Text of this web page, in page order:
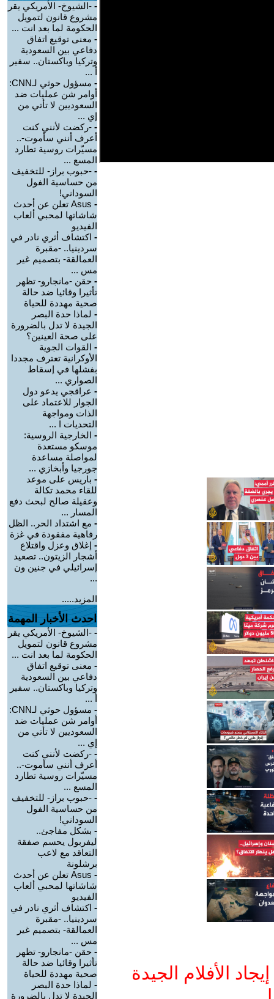
الأفلام الجيدة
- -الشيوخ- الأمريكي يقر
مشروع قانون لتمويل
الحكومة لما بعد انت ...
- معنى توقيع اتفاق
دفاعي بين السعودية
وتركيا وباكستان.. سفير
أ ...
-
مسؤول حوثي لـCNN:
أوامر شن عمليات ضد
السعوديين لا تأتي من
إي ...
- -ركضت لأنني كنت
أعرف أنني سأموت-..
مسيّرات روسية تطارد
المسع ...
- -حبوب براز- للتخفيف
من حساسية الفول
السوداني!
-
Asus تعلن عن أحدث
شاشاتها لمحبي ألعاب
الفيديو
- اكتشاف أثري نادر في
سردينيا.. -مقبرة
العمالقة- بتصميم غير
مس ...
- حقن -مانجارو- تظهر
تأثيرا وقائيا ضد حالة
صحية مهددة للحياة
- لماذا حدة البصر
الجيدة لا تدل بالضرورة
على صحة العينين؟
- القوات الجوية
الأوكرانية تعترف مجددا
بفشلها في إسقاط
الصواري ...
- عراقجي يدعو دول
الجوار للاعتماد على
الذات ومواجهة
التحديات ا ...
- الخارجية الروسية:
موسكو مستعدة
لمواصلة مساعدة
جورجيا وأبخازي ...
- باريس على موعد
للقاء محمد تكالة
وعقيلة صالح لبحث دفع
المسار ...
- مع اشتداد الحر.. الظل
رفاهية مفقودة في غزة
- إغلاق وعزل واقتلاع
أشجار الزيتون.. تصعيد
إسرائيلي في جنين ون
...
المزيد.....
احدث الأخبار المهمة
- -الشيوخ- الأمريكي يقر
مشروع قانون لتمويل
الحكومة لما بعد انت ...
- معنى توقيع اتفاق
دفاعي بين السعودية
وتركيا وباكستان.. سفير
أ ...
-
مسؤول حوثي لـCNN:
أوامر شن عمليات ضد
السعوديين لا تأتي من
إي ...
- -ركضت لأنني كنت
أعرف أنني سأموت-..
مسيّرات روسية تطارد
المسع ...
- -حبوب براز- للتخفيف
من حساسية الفول
السوداني!
- بشكل مفاجئ..
ليفربول يحسم صفقة
التعاقد مع لاعب
برشلونة
-
Asus تعلن عن أحدث
شاشاتها لمحبي ألعاب
الفيديو
- اكتشاف أثري نادر في
سردينيا.. -مقبرة
العمالقة- بتصميم غير
مس ...
- حقن -مانجارو- تظهر
تأثيرا وقائيا ضد حالة
صحية مهددة للحياة
- لماذا حدة البصر
الجيدة لا تدل بالضرورة